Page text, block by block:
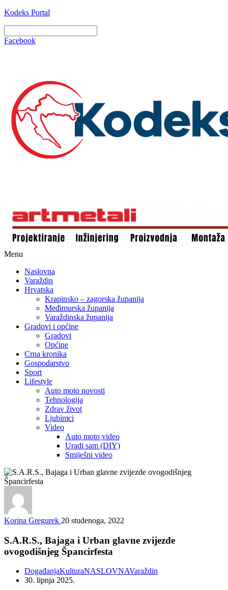
Kodeks Portal
Facebook
Menu
Naslovna
Varaždin
Hrvatska
Krapinsko – zagorska županija
Međimurska županija
Varaždinska županija
Gradovi i općine
Gradovi
Općine
Crna kronika
Gospodarstvo
Sport
Lifestyle
Auto moto novosti
Tehnologija
Zdrav život
Ljubimci
Video
Auto moto video
Uradi sam (DIY)
Smiješni video
Korina Gregurek 20 studenoga, 2022
S.A.R.S., Bajaga i Urban glavne zvijezde
ovogodišnjeg Špancirfesta
DogađanjaKulturaNASLOVNAVaraždin
30. lipnja 2025.